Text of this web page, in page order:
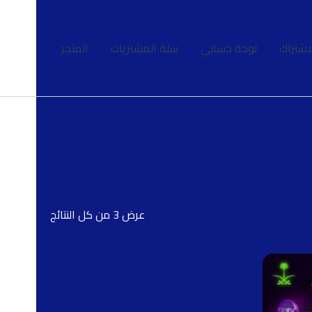
لوحة حسابي سلة المشتريات المتجر
عرض ⁦3⁩ من كل النتائج